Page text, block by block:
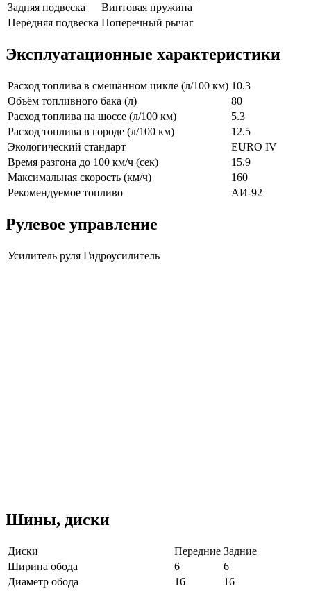
Задняя подвеска
Винтовая пружина
Передняя подвеска Поперечный рычаг
Эксплуатационные характеристики
Расход топлива в смешанном цикле (л/100 км) 10.3
Объём топливного бака (л)
80
Расход топлива на шоссе (л/100 км)
5.3
Расход топлива в городе (л/100 км)
12.5
Экологический стандарт
EURO IV
Время разгона до 100 км/ч (сек)
15.9
Максимальная скорость (км/ч)
160
Рекомендуемое топливо
АИ-92
Рулевое управление
Усилитель руля Гидроусилитель
Шины, диски
Диски Передние Задние
Ширина обода
6
6
Диаметр обода
16 16